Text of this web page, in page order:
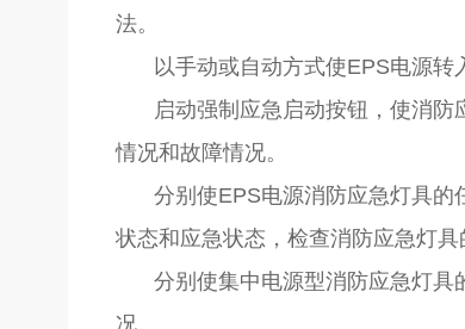
法。
以手动或自动方式使EPS电源转
启动强制应急启动按钮，使消
情况和故障情况。
分别使EPS电源消防应急灯具
状态和应急状态，检查消防应急灯具
分别使集中电源型消防应急灯